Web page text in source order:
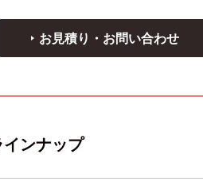
お見積り・お問い合わせ
ンナップ